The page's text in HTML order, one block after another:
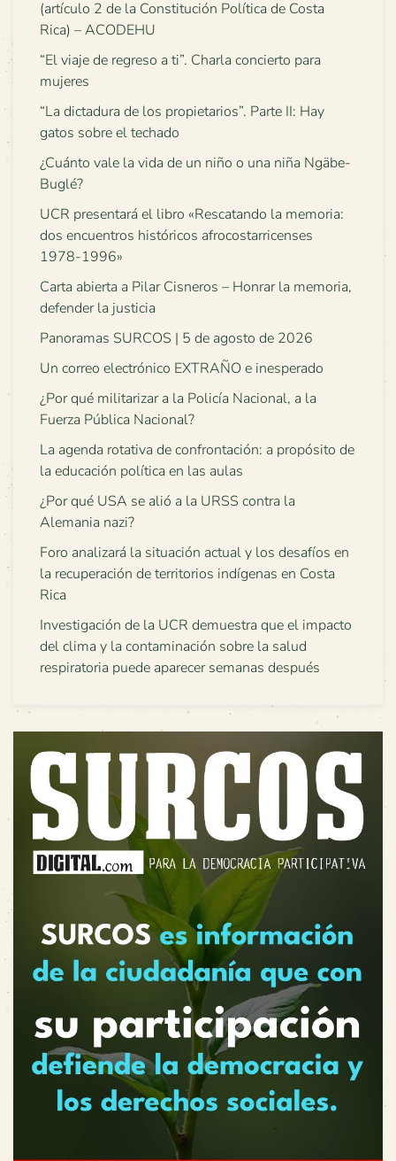
(artículo 2 de la Constitución Política de Costa
Rica) – ACODEHU
“El viaje de regreso a ti”. Charla concierto para
mujeres
“La dictadura de los propietarios”. Parte II: Hay
gatos sobre el techado
¿Cuánto vale la vida de un niño o una niña Ngäbe-
Buglé?
UCR presentará el libro «Rescatando la memoria:
dos encuentros históricos afrocostarricenses
1978-1996»
Carta abierta a Pilar Cisneros – Honrar la memoria,
defender la justicia
Panoramas SURCOS | 5 de agosto de 2026
Un correo electrónico EXTRAÑO e inesperado
¿Por qué militarizar a la Policía Nacional, a la
Fuerza Pública Nacional?
La agenda rotativa de confrontación: a propósito de
la educación política en las aulas
¿Por qué USA se alió a la URSS contra la
Alemania nazi?
Foro analizará la situación actual y los desafíos en
la recuperación de territorios indígenas en Costa
Rica
Investigación de la UCR demuestra que el impacto
del clima y la contaminación sobre la salud
respiratoria puede aparecer semanas después